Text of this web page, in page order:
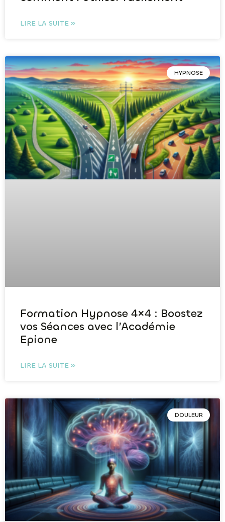
LIRE LA SUITE »
HYPNOSE
Formation Hypnose 4×4 : Boostez
vos Séances avec l’Académie
Epione
LIRE LA SUITE »
DOULEUR